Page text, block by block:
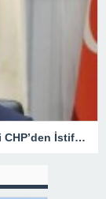
Lüleburgaz Belediye Başkanı Murat Gerenli CHP’den İstifa Etti